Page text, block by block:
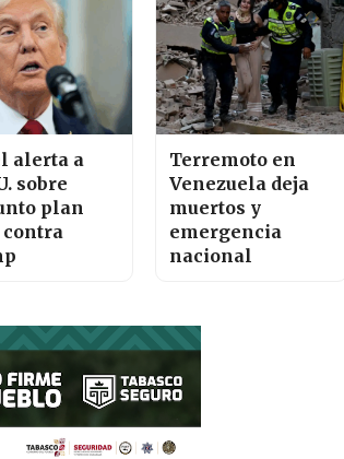
alerta a
sobre
plan
Terremoto en
Venezuela deja
muertos y
emergencia
nacional